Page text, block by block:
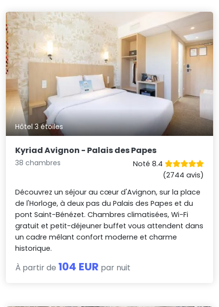
Hôtel 3 étoiles
Kyriad Avignon - Palais des Papes
38 chambres
Noté 8.4
(2744 avis)
Découvrez un séjour au cœur d'Avignon, sur la place
de l'Horloge, à deux pas du Palais des Papes et du
pont Saint-Bénézet. Chambres climatisées, Wi-Fi
gratuit et petit-déjeuner buffet vous attendent dans
un cadre mêlant confort moderne et charme
historique.
À partir de 104 EUR par nuit